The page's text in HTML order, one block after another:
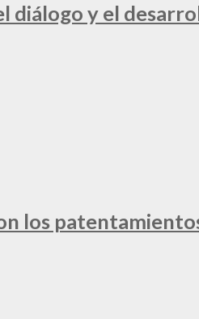
diálogo y el
los